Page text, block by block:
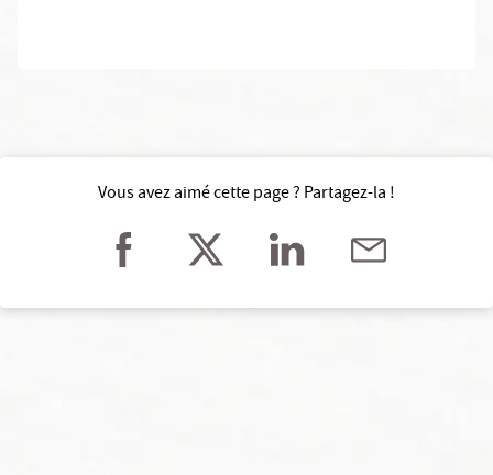
Vous avez aimé cette page ? Partagez-la !